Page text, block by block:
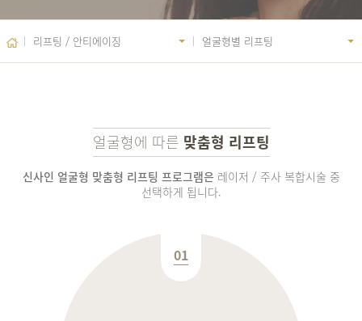
리프팅 / 안티에이징 얼굴형별 리프팅
얼굴형에 따른 맞춤형 리프팅
신사인 얼굴형 맞춤형 리프팅 프로그램은 레이저 / 주사 복합시술 중
선택하게 됩니다.
01